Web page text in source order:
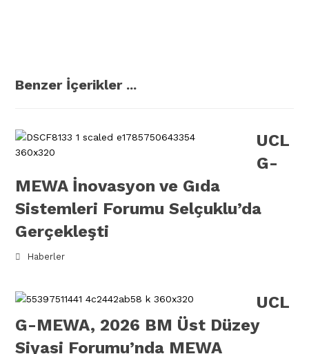
Benzer İçerikler ...
UCL
G-
MEWA İnovasyon ve Gıda
Sistemleri Forumu Selçuklu’da
Gerçekleşti
Haberler
UCL
G-MEWA, 2026 BM Üst Düzey
Siyasi Forumu’nda MEWA